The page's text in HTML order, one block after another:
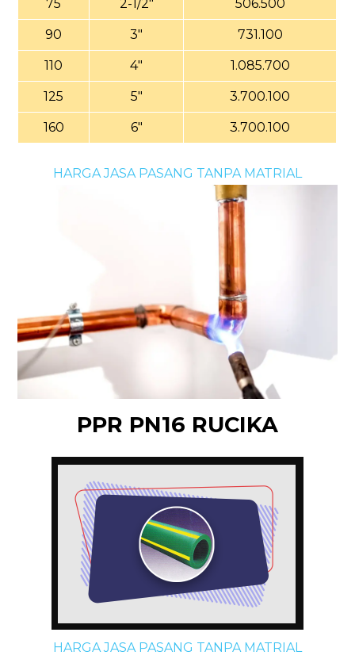
75 2-1/2" 506.500
90 3" 731.100
110 4" 1.085.700
125 5" 3.700.100
160 6" 3.700.100
HARGA JASA PASANG TANPA MATRIAL
PPR PN16 RUCIKA
HARGA JASA PASANG TANPA MATRIAL